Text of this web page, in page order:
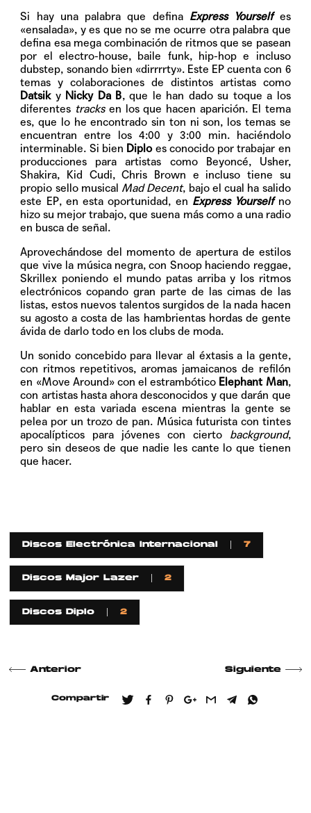
Si hay una palabra que defina Express Yourselfes
«ensalada», y es que no se me ocurre otra palabra que
defina esa mega combinación de ritmos que se pasean
por el electro-house, baile funk, hip-hop e incluso
dubstep, sonando bien «dirrrrty». Este EP cuenta con 6
temas y colaboraciones de distintos artistas como
Datsiky Nicky Da B, que le han dado su toque a los
diferentes tracksen los que hacen aparición. El tema
es, que lo he encontrado sin ton ni son, los temas se
encuentran entre los 4:00 y 3:00 min. haciéndolo
interminable. Si bien Diplo es conocido por trabajar en
producciones para artistas como Beyoncé, Usher,
Shakira, Kid Cudi, Chris Brown e incluso tiene su
propio sello musical Mad Decent, bajo el cual ha salido
este EP, en esta oportunidad, en Express Yourselfno
hizo su mejor trabajo, que suena más como a una radio
en busca de señal.
Aprovechándose del momento de apertura de estilos
que vive la música negra, con Snoop haciendo reggae,
Skrillex poniendo el mundo patas arriba y los ritmos
electrónicos copando gran parte de las cimas de las
listas, estos nuevos talentos surgidos de la nada hacen
su agosto a costa de las hambrientas hordas de gente
ávida de darlo todo en los clubs de moda.
Un sonido concebido para llevar al éxtasis a la gente,
con ritmos repetitivos, aromas jamaicanos de refilón
en «Move Around» con el estrambótico Elephant Man,
con artistas hasta ahora desconocidos y que darán que
hablar en esta variada escena mientras la gente se
pelea por un trozo de pan. Música futurista con tintes
apocalípticos para jóvenes con cierto background,
pero sin deseos de que nadie les cante lo que tienen
que hacer.
Discos Electrónica Internacional 7
Discos Major Lazer 2
Discos Diplo 2
Anterior Siguiente
Compartir